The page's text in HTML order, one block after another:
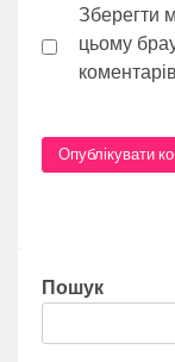
Зберегти
цьому
Пошук